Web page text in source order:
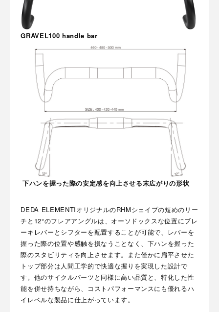
GRAVEL100 handle bar
下ハンを握った際の安定感を向上させる末広がりの形状
DEDA ELEMENTIオリジナルのRHMシェイプの短めのリー
チと12°のフレアアングルは、オーソドックスな位置にブレ
ーキレバーとシフターを配置することが可能で、レバーを
握った際の位置や感触を損なうことなく、下ハンを握った
際のスタビリティを向上させます。また僅かに扁平させた
トップ部分は人間工学的で快適な握りを実現した設計で
す。他のサイクルパーツと同様に高い品質と、特化した性
能を併せ持ちながら、コストパフォーマンスにも優れるハ
イレベルな製品に仕上がっています。